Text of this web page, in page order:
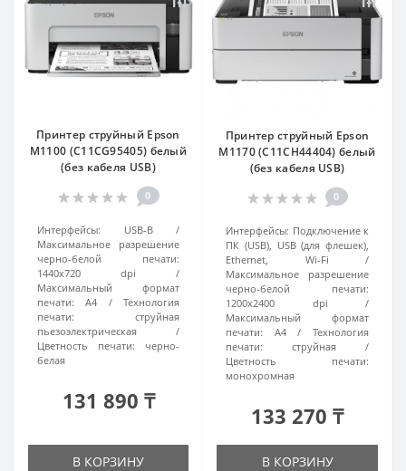
Принтер струйный Epson
M1100 (C11CG95405) белый
(без кабеля USB)
0
Интерфейсы:
USB-B
Максимальное разрешение
черно-белой печати:
1440x720 dpi
Максимальный формат
печати:
А4
Технология
печати:
струйная
пьезоэлектрическая
Цветность печати:
черно-
белая
131 890 ₸
В КОРЗИНУ
Принтер струйный Epson
M1170 (C11CH44404) белый
(без кабеля USB)
0
Интерфейсы: Подключение к
ПК (USB), USB (для флешек),
Ethernet, Wi-Fi
Максимальное разрешение
черно-белой печати:
1200х2400 dpi
Максимальный формат
печати:
А4
Технология
печати:
струйная
Цветность печати:
монохромная
133 270 ₸
В КОРЗИНУ